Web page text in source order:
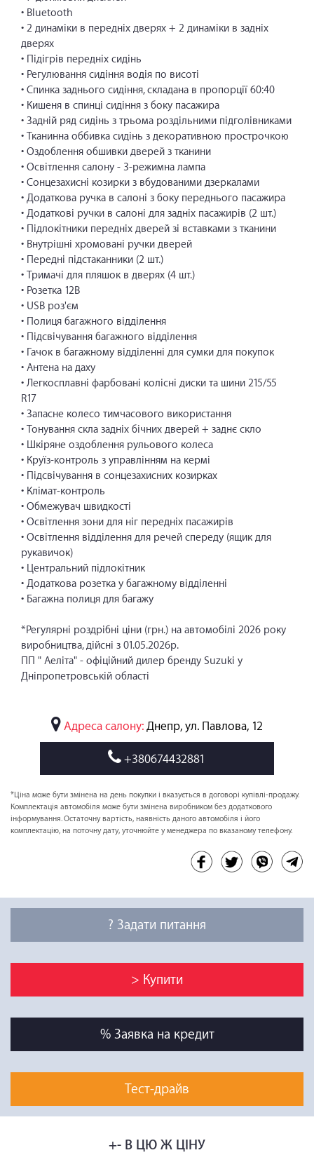
• Bluetooth
• 2 динаміки в передніх дверях + 2 динаміки в задніх
дверях
• Підігрів передніх сидінь
• Регулювання сидіння водія по висоті
• Спинка заднього сидіння, складана в пропорції 60:40
• Кишеня в спинці сидіння з боку пасажира
• Задній ряд сидінь з трьома роздільними підголівниками
• Тканинна оббивка сидінь з декоративною прострочкою
• Оздоблення обшивки дверей з тканини
• Освітлення салону - 3-режимна лампа
• Сонцезахисні козирки з вбудованими дзеркалами
• Додаткова ручка в салоні з боку переднього пасажира
• Додаткові ручки в салоні для задніх пасажирів (2 шт.)
• Підлокітники передніх дверей зі вставками з тканини
• Внутрішні хромовані ручки дверей
• Передні підстаканники (2 шт.)
• Тримачі для пляшок в дверях (4 шт.)
• Розетка 12В
• USB роз'єм
• Полиця багажного відділення
• Підсвічування багажного відділення
• Гачок в багажному відділенні для сумки для покупок
• Антена на даху
• Легкосплавні фарбовані колісні диски та шини 215/55
R17
• Запасне колесо тимчасового використання
• Тонування скла задніх бічних дверей + заднє скло
• Шкіряне оздоблення рульового колеса
• Круїз-контроль з управлінням на кермі
• Підсвічування в сонцезахисних козирках
• Клімат-контроль
• Обмежувач швидкості
• Освітлення зони для ніг передніх пасажирів
• Освітлення відділення для речей спереду (ящик для
рукавичок)
• Центральний підлокітник
• Додаткова розетка у багажному відділенні
• Багажна полиця для багажу
*Регулярні роздрібні ціни (грн.) на автомобілі 2026 року
виробництва, дійсні з 01.05.2026р.
ПП " Аеліта" - офіційний дилер бренду Suzuki у
Дніпропетровській області
Адреса салону: Днепр, ул. Павлова, 12
+380674432881
*Ціна може бути змінена на день покупки і вказується в договорі купівлі-продажу.
Комплектація автомобіля може бути змінена виробником без додаткового
інформування. Остаточну вартість, наявність даного автомобіля і його
комплектацію, на поточну дату, уточнюйте у менеджера по вказаному телефону.
? Задати питання
> Купити
% Заявка на кредит
Тест-драйв
+- В ЦЮ Ж ЦІНУ